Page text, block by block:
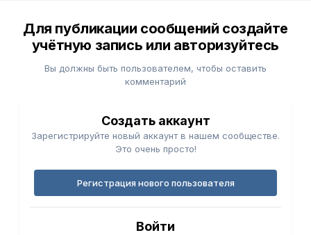
Для публикации сообщений создайте
учётную запись или авторизуйтесь
Вы должны быть пользователем, чтобы оставить
комментарий
Создать аккаунт
Зарегистрируйте новый аккаунт в нашем сообществе.
Это очень просто!
Регистрация нового пользователя
Войти